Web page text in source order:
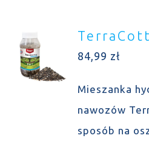
84,99 zł
Mieszanka
nawozów
sposób na